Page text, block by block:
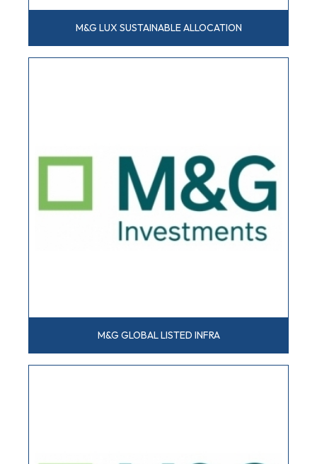
M&G LUX SUSTAINABLE ALLOCATION
M&G GLOBAL LISTED INFRA